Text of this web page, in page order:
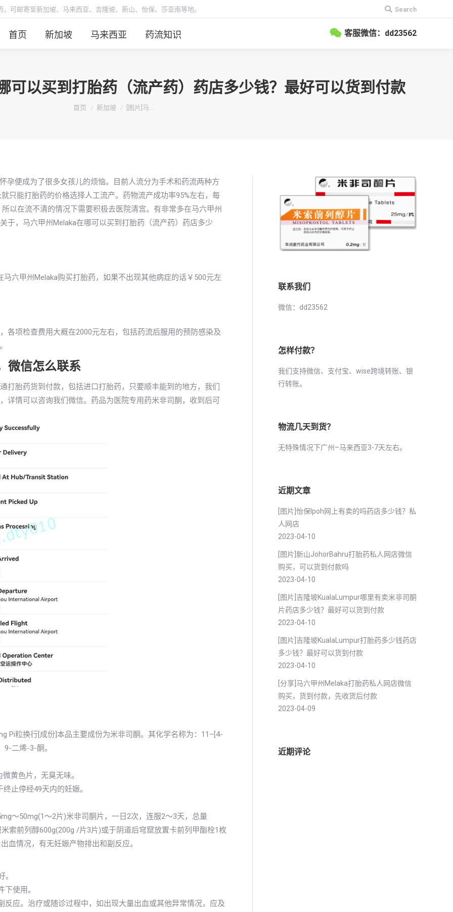
可邮寄至新加坡、马来西亚、吉隆坡、新山、怡保、莎亚南等地。
搜
索：
Search
首页 新加坡 马来西亚 药流知识 客服微信：dd23562
可以买到打胎药（流产药）药店多少钱？最好可以货到付款
你在这里：
首页 新加坡 [图片]马…
孕便成为了很多女孩儿的烦恼。目前人流分为手术和药流两种方
只能打胎药的价格选择人工流产。药物流产成功率95%左右，每
以在流不清的情况下需要积极去医院清宫。有非常多在马六甲州
于，马六甲州Melaka在哪可以买到打胎药（流产药）药店多少
六甲州Melaka购买打胎药，如果不出现其他病症的话￥500元左
各项检查费用大概在2000元左右，包括药流后服用的预防感染及
微信怎么联系
打胎药货到付款，包括进口打胎药，只要顺丰能到的地方，我们
详情可以咨询我们微信。药品为医院专用药米非司酮，收到后可
Pi粒换行[成份]本品主要成份为米非司酮。其化学名称为：11–[4-
二烯-3-酮。
黄色片，无臭无味。
止停经49天内的妊娠。
～50mg(1～2片)米非司酮片，一日2次，连服2～3天，总量
索前列醇600g(200g /片3片)或于阴道后穹窟放置卡前列甲酯栓1枚
血情况，有无妊娠产物排出和副反应。
使用。
应。治疗或随诊过程中，如出现大量出血或其他异常情况，应及
联系我们
微信：dd23562
怎样付款？
我们支持微信、支付宝、wise跨境转账、银
行转账。
物流几天到货？
无特殊情况下广州–马来西亚3-7天左右。
近期文章
[图片]怡保lpoh网上有卖的吗药店多少钱？私
人网店
2023-04-10
[图片]新山JohorBahru打胎药私人网店微信
购买，可以货到付款吗
2023-04-10
[图片]吉隆坡KualaLumpur哪里有卖米非司酮
片药店多少钱？最好可以货到付款
2023-04-10
[图片]吉隆坡KualaLumpur打胎药多少钱药店
多少钱？最好可以货到付款
2023-04-10
[分享]马六甲州Melaka打胎药私人网店微信
购买，货到付款，先收货后付款
2023-04-09
近期评论